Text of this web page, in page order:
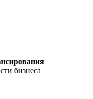
бизнеса